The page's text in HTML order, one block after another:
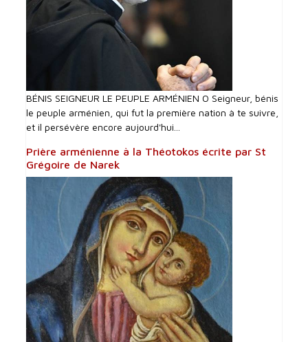
BÉNIS SEIGNEUR LE PEUPLE ARMÉNIEN O Seigneur, bénis
le peuple arménien, qui fut la première nation à te suivre,
et il persévère encore aujourd'hui...
Prière arménienne à la Théotokos écrite par St
Grégoire de Narek